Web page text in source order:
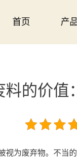
首页 产
料的价值
为废弃物。不当